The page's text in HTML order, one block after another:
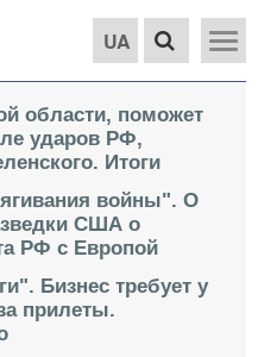
UA
области, поможет
ударов РФ,
Итоги
войны". О
США о
РФ с Европой
Бизнес требует у
прилеты.